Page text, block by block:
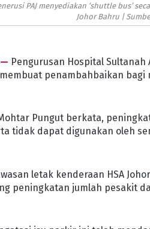
PAJ menyediakan ‘shuttle bus’
Johor Bahru |
— Pengurusan Hospital
penambahbaikan
Pungut berkata,
tidak dapat digunakan oleh
letak kenderaan HSA
peningkatan jumlah pesakit